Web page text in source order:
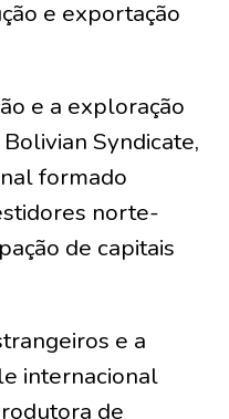
e exportação
e a exploração
Syndicate,
formado
norte-
de capitais
e a
internacional
de